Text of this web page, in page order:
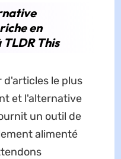
en
This
d'articles le plus
et l'alternative
un outil de
alimenté